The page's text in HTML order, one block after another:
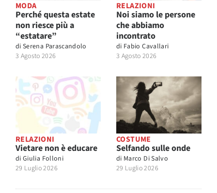
MODA
Perché questa estate
non riesce più a
“estatare”
di Serena Parascandolo
3 Agosto 2026
RELAZIONI
Noi siamo le persone
che abbiamo
incontrato
di Fabio Cavallari
3 Agosto 2026
RELAZIONI
Vietare non è educare
di Giulia Folloni
29 Luglio 2026
COSTUME
Selfando sulle onde
di Marco Di Salvo
29 Luglio 2026